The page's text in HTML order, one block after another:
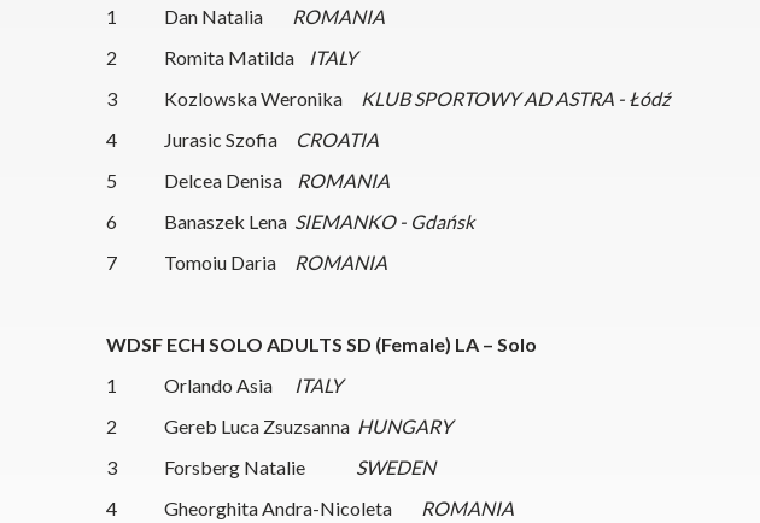
1 Dan Natalia
ROMANIA
2 Romita Matilda
ITALY
3 Kozlowska Weronika
KLUB SPORTOWY AD ASTRA - Łódź
4 Jurasic Szofia
CROATIA
5 Delcea Denisa
ROMANIA
6 Banaszek Lena SIEMANKO - Gdańsk
7 Tomoiu Daria
ROMANIA
WDSF ECH SOLO ADULTS SD (Female) LA – Solo
1 Orlando Asia
ITALY
2 Gereb Luca Zsuzsanna HUNGARY
3 Forsberg Natalie SWEDEN
4 Gheorghita Andra-Nicoleta
ROMANIA